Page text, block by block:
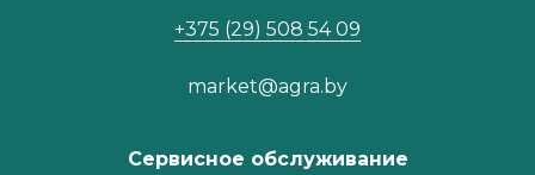
+375 (29) 508 54 09
market@agra.by
Сервисное обслуживание